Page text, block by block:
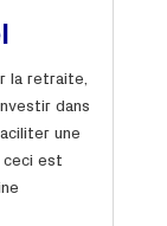
la retraite,
dans
une
ceci est